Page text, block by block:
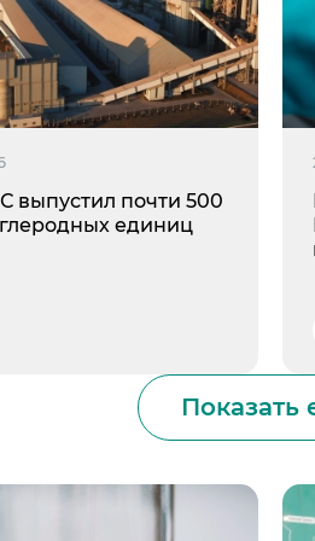
выпустил почти 500
единиц
Показать
Холдинга